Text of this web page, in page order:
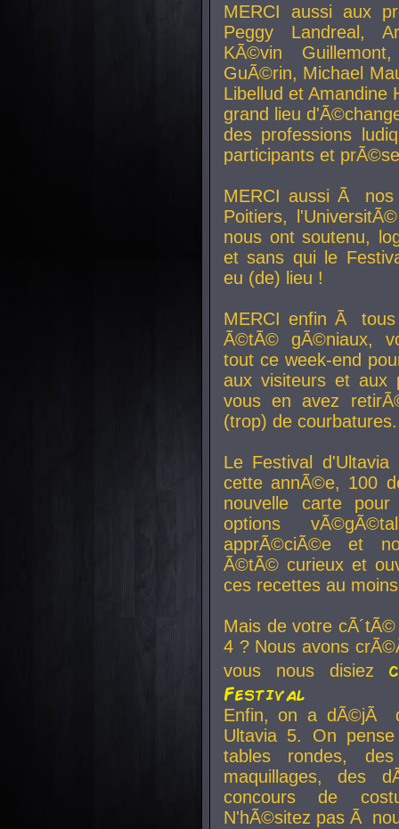
MERCI aussi aux
Peggy Landreal,
KÃ©vin
GuÃ©rin, Michael
Libellud et Amandine
grand lieu
des professions
participants et
MERCI aussi Ã nos
Poitiers,
nous ont soutenu,
et sans qui le
eu (de) lieu !
MERCI enfin Ã
Ã©tÃ© gÃ©niaux,
tout ce week-end
aux visiteurs et aux
vous en avez
(trop) de courbatures.
Le Festival
cette annÃ©e, 100
nouvelle carte
options
apprÃ©ciÃ©e et
Ã©tÃ© curieux et
ces recettes au
Mais de votre
4 ? Nous avons
vous nous disiez
Festival
Enfin, on a dÃ©jÃ
Ultavia 5. On
tables rondes,
maquillages, des
concours de
N'hÃ©sitez pas Ã